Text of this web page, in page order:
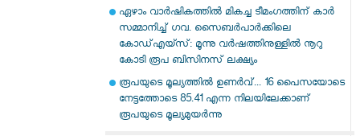
ഏഴാം വാര്‍ഷികത്തില്‍ മികച്ച ടീമംഗത്തിന് കാര്‍
സമ്മാനിച്ച് ഗവ. സൈബർപാർക്കിലെ
കോഡ്എയ്സ്: മൂന്നു വര്‍ഷത്തിനുള്ളില്‍ നൂറു
കോടി രൂപ ബിസിനസ് ലക്ഷ്യം
രൂപയുടെ മൂല്യത്തില്‍ ഉണര്‍വ്... 16 പൈസയോടെ
നേട്ടത്തോടെ 85.41 എന്ന നിലയിലേക്കാണ്
രൂപയുടെ മൂല്യമുയര്‍ന്നു